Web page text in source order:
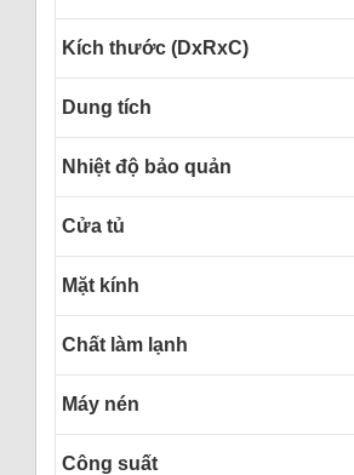
Kích thước (DxRxC)
Dung tích
Nhiệt độ bảo quản
Cửa tủ
Mặt kính
Chất làm lạnh
Máy nén
Công suất